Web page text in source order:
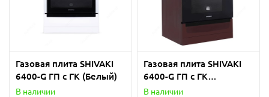
Газовая плита SHIVAKI
6400-G ГП с ГК (Белый)
В наличии
Газовая плита SHIVAKI
6400-G ГП с ГК
Коричневый
В наличии